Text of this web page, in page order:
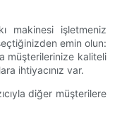
makinesi işletmeniz
emin olun:
müşterilerinize kaliteli
ihtiyacınız var.
diğer müşterilere